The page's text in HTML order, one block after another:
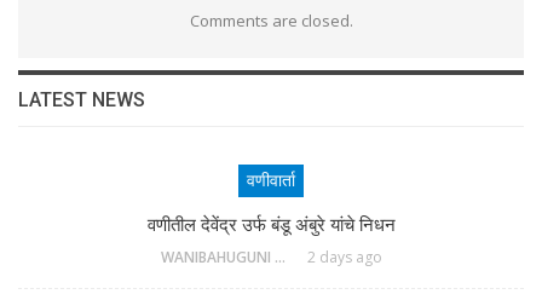
Comments are closed.
LATEST NEWS
वणीवार्ता
वणीतील देवेंद्र उर्फ बंडू अंबुरे यांचे निधन
WANIBAHUGUNI DESK 2 days ago